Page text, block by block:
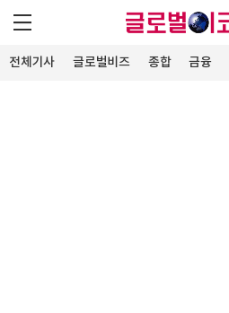
전체기사 글로벌비즈 종합 금융